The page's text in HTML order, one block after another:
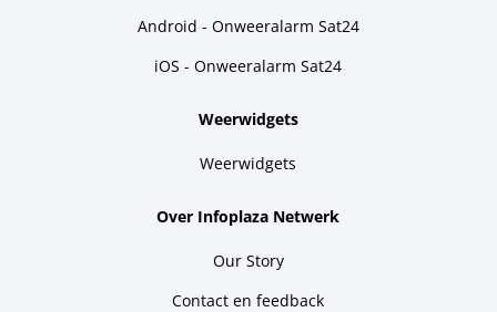
Android - Onweeralarm Sat24
iOS - Onweeralarm Sat24
Weerwidgets
Weerwidgets
Over Infoplaza Netwerk
Our Story
Contact en feedback